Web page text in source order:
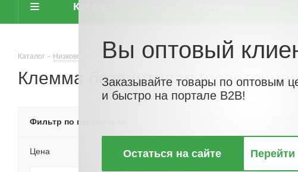
Каталог
Каталог - Низковольтное оборудование - Клеммные колодки - Клемма
Клемма безвинтовая
Фильтр по параметрам
Цена
Вы оптовый
Заказывайте товары по оптовым
и быстро на портале B2B!
Остаться на сайте Перейти